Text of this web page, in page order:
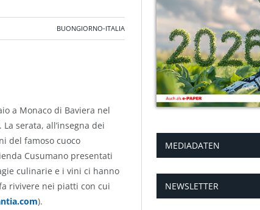
BUONGIORNO-ITALIA
a Monaco di Baviera nel
La serata, all’insegna dei
del famoso cuoco
Cusumano presentati
culinarie e i vini ci hanno
rivivere nei piatti con cui
).
MEDIADATEN
NEWSLETTER